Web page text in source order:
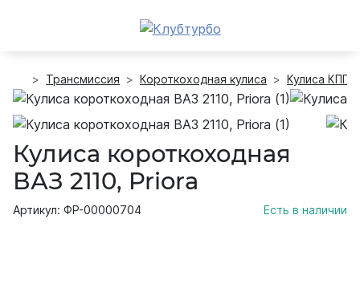
Трансмиссия Короткоходная кулиса Кулиса КПП
Кулиса короткоходная
ВАЗ 2110, Priora
Артикул: ФР-00000704 Есть в наличии